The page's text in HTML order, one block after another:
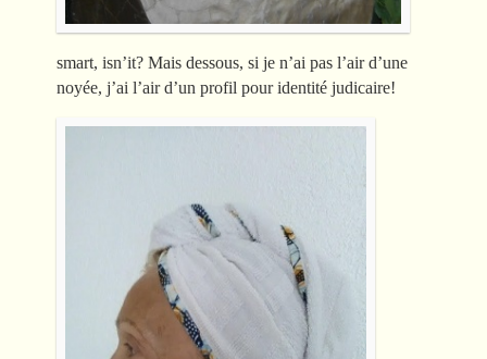
smart, isn’it? Mais dessous, si je n’ai pas l’air d’une
noyée, j’ai l’air d’un profil pour identité judicaire!